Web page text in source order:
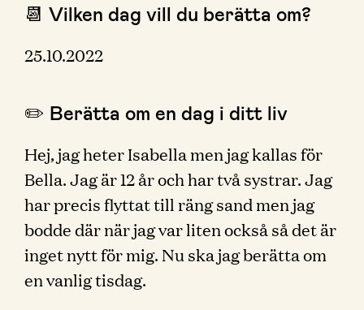
📆 Vilken dag vill du berätta om?
25.10.2022
✏️ Berätta om en dag i ditt liv
Hej, jag heter Isabella men jag kallas för
Bella. Jag är 12 år och har två systrar. Jag
har precis flyttat till räng sand men jag
bodde där när jag var liten också så det är
inget nytt för mig. Nu ska jag berätta om
en vanlig tisdag.